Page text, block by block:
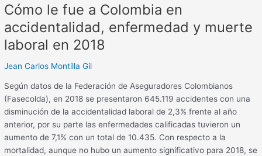
Cómo le fue a Colombia en
accidentalidad, enfermedad y muerte
laboral en 2018
Jean Carlos Montilla Gil
Según datos de la Federación de Aseguradores Colombianos
(Fasecolda), en 2018 se presentaron 645.119 accidentes con una
disminución de la accidentalidad laboral de 2,3% frente al año
anterior, por su parte las enfermedades calificadas tuvieron un
aumento de 7,1% con un total de 10.435. Con respecto a la
mortalidad, aunque no hubo un aumento significativo para 2018, se
en
2018